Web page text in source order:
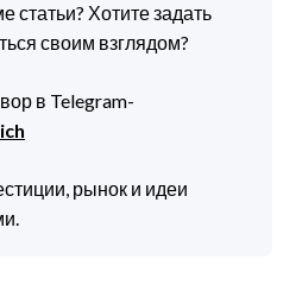
статьи? Хотите задать
своим взглядом?
в Telegram-
рынок и идеи